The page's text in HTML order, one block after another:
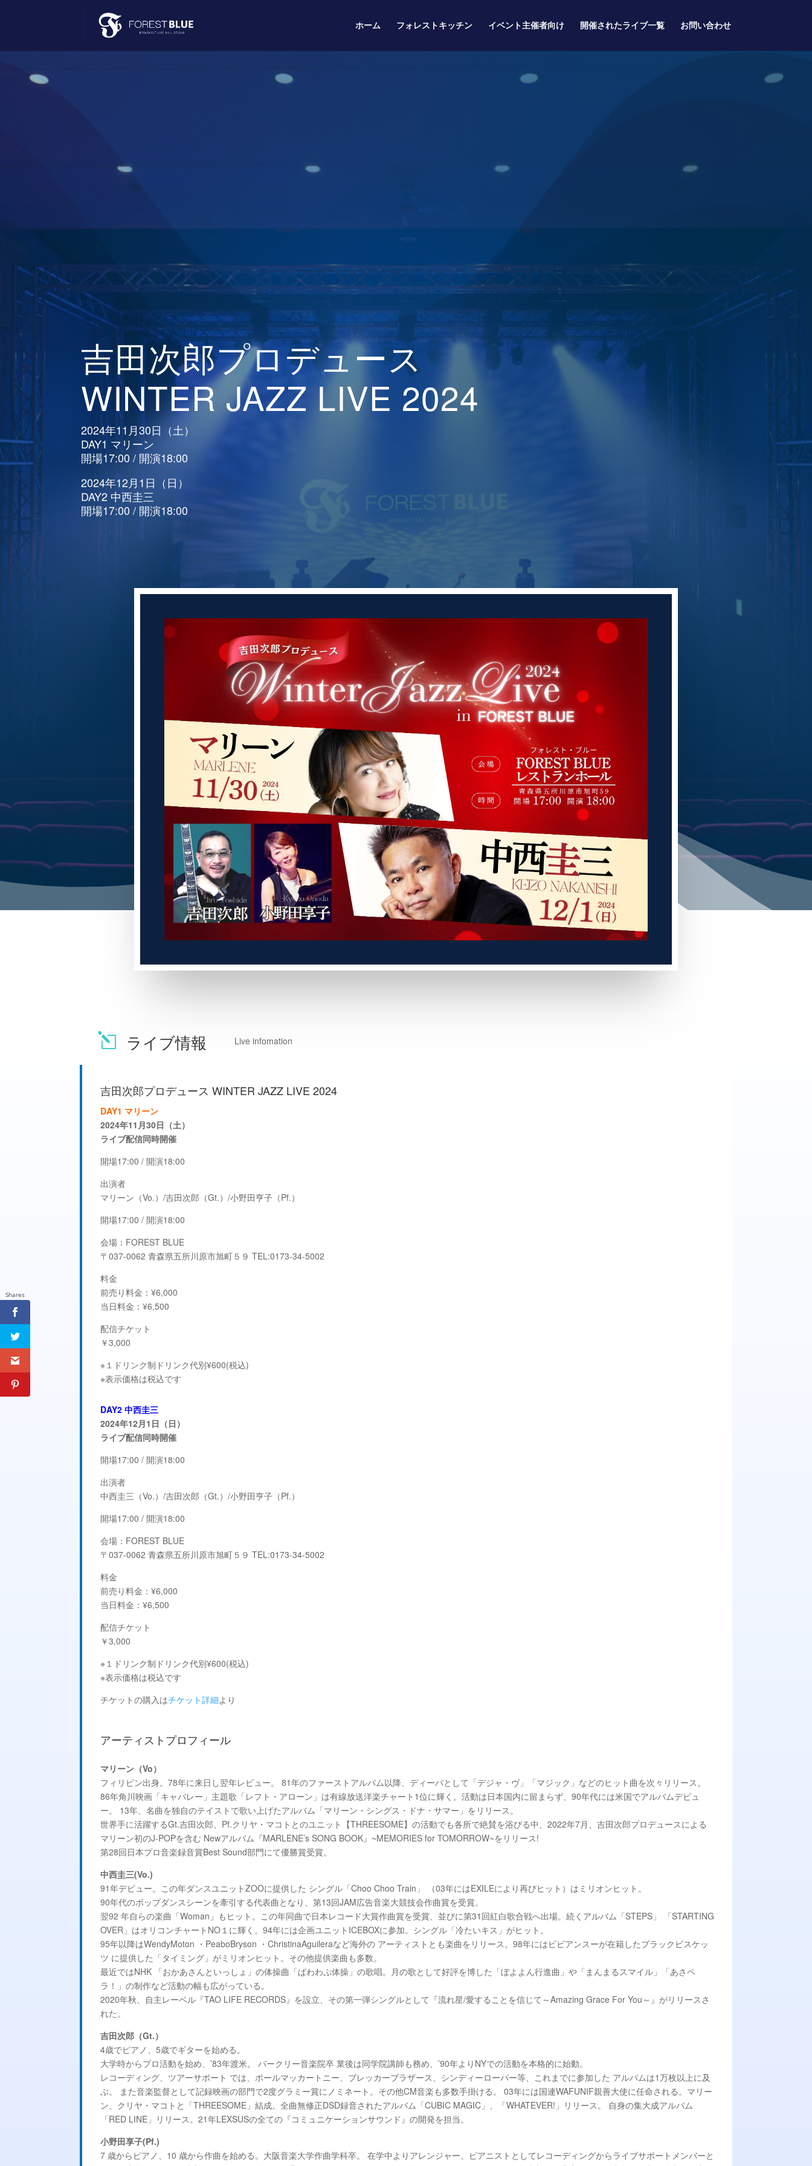
ホーム フォレストキッチン イベント主催者向け 開催されたライブ一覧 お問い合わせ
吉田次郎プロデュース
WINTER JAZZ LIVE 2024
2024年11月30日（土）
DAY1 マリーン
開場17:00 / 開演18:00
2024年12月1日（日）
DAY2 中西圭三
開場17:00 / 開演18:00
l ライブ情報 Live infomation
吉田次郎プロデュース WINTER JAZZ LIVE 2024
DAY1 マリーン
2024年11月30日（土）
ライブ配信同時開催
開場17:00 / 開演18:00
出演者
マリーン（Vo.）/吉田次郎（Gt.）/小野田亨子（Pf.）
開場17:00 / 開演18:00
会場：FOREST BLUE
〒037-0062 青森県五所川原市旭町５９ TEL:0173-34-5002
料金
前売り料金：¥6,000
当日料金：¥6,500
配信チケット
￥3,000
※１ドリンク制ドリンク代別¥600(税込)
※表示価格は税込です
DAY2 中西圭三
2024年12月1日（日）
ライブ配信同時開催
開場17:00 / 開演18:00
出演者
中西圭三（Vo.）/吉田次郎（Gt.）/小野田亨子（Pf.）
開場17:00 / 開演18:00
会場：FOREST BLUE
〒037-0062 青森県五所川原市旭町５９ TEL:0173-34-5002
料金
前売り料金：¥6,000
当日料金：¥6,500
配信チケット
￥3,000
※１ドリンク制ドリンク代別¥600(税込)
※表示価格は税込です
チケットの購入はチケット詳細より
アーティストプロフィール
マリーン（Vo）
フィリピン出身。78年に来日し翌年レビュー。 81年のファーストアルバム以降、ディーバとして「デジャ・ヴ」「マジック」などのヒット曲を次々リリース。
86年角川映画「キャバレー」主題歌「レフト・アローン」は有線放送洋楽チャート1位に輝く。活動は日本国内に留まらず、90年代には米国でアルバムデビュ
ー。 13年、名曲を独自のテイストで歌い上げたアルバム「マリーン・シングス・ドナ・サマー」をリリース。
世界手に活躍するGt.吉田次郎、Pf.クリヤ・マコトとのユニット【THREESOME】の活動でも各所で絶賛を浴びる中、2022年7月、吉田次郎プロデュースによる
マリーン初のJ-POPを含む Newアルバム『MARLENE’s SONG BOOK』~MEMORIES for TOMORROW~をリリース!
第28回日本プロ音楽録音賞Best Sound部門にて優勝賞受賞。
中西圭三(Vo.)
91年デビュー。この年ダンスユニットZOOに提供した シングル「Choo Choo Train」 （03年にはEXILEにより再びヒット）はミリオンヒット。
90年代のポップダンスシーンを牽引する代表曲となり、第13回JAM広告音楽大競技会作曲賞を受賞。
翌92 年自らの楽曲「Woman」もヒット。この年同曲で日本レコード大賞作曲賞を受賞、並びに第31回紅白歌合戦へ出場。続くアルバム「STEPS」 「STARTING
OVER」はオリコンチャートNO１に輝く。94年には企画ユニットICEBOXに参加。シングル「冷たいキス」がヒット。
95年以降はWendyMoton ・PeaboBryson ・ChristinaAguileraなど海外の アーティストとも楽曲をリリース。98年にはビビアンスーが在籍したブラックビスケッ
ツ に提供した「タイミング」がミリオンヒット。その他提供楽曲も多数。
最近ではNHK 「おかあさんといっしょ」の体操曲「ぱわわぷ体操」の歌唱。月の歌として好評を博した「ぼよよん行進曲」や「まんまるスマイル」「あさペ
ラ！」の制作など活動の幅も広がっている。
2020年秋、自主レーベル『TAO LIFE RECORDS』を設立、その第一弾シングルとして『流れ星/愛することを信じて～Amazing Grace For You～』がリリースさ
れた。
吉田次郎（Gt.）
4歳でピアノ、5歳でギターを始める。
大学時からプロ活動を始め、’83年渡米。 バークリー音楽院卒 業後は同学院講師も務め、’90年よりNYでの活動を本格的に始動。
レコーディング、ツアーサポート では、ポールマッカートニー、ブレッカーブラザース、シンディーローパー等、これまでに参加した アルバムは1万枚以上に及
ぶ。 また音楽監督として記録映画の部門で2度グラミー賞にノミネート。その他CM音楽も多数手掛ける。 03年には国連WAFUNIF親善大使に任命される。マリー
ン、クリヤ・マコトと「THREESOME」結成。全曲無修正DSD録音されたアルバム「CUBIC MAGIC」、「WHATEVER!」リリース。 自身の集大成アルバム
「RED LINE」リリース。21年LEXSUSの全ての『コミュニケーションサウンド』の開発を担当。
小野田享子(Pf.)
7 歳からピアノ、10 歳から作曲を始める。大阪音楽大学作曲学科卒。 在学中よりアレンジャー、ピアニストとしてレコーディングからライブサポートメンバーと
Shares